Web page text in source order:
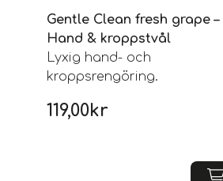
Gentle Clean fresh grape –
Hand & kroppstvål
Lyxig hand- och
kroppsrengöring.
119,00kr